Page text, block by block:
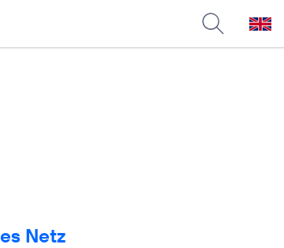
Netz